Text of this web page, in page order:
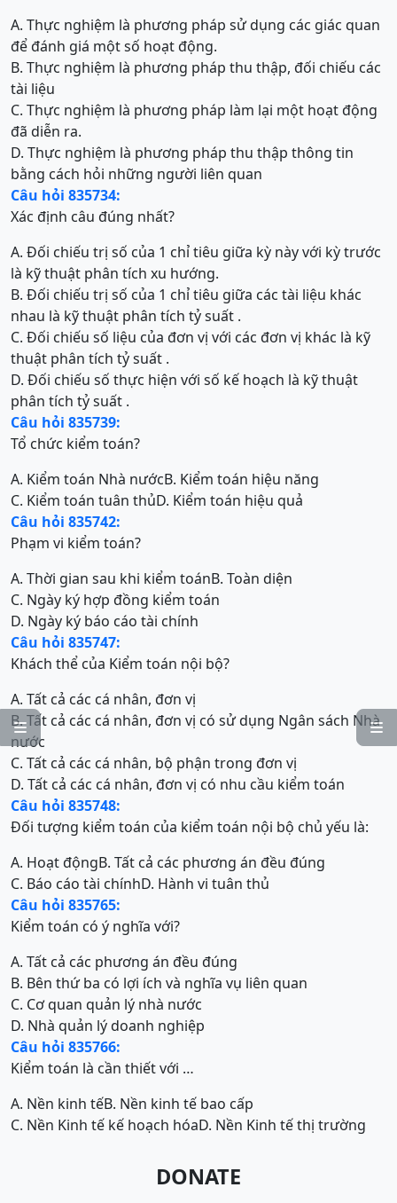


A. Thực nghiệm là phương pháp sử dụng các giác quan
để đánh giá một số hoạt động.
B. Thực nghiệm là phương pháp thu thập, đối chiếu các
tài liệu
C. Thực nghiệm là phương pháp làm lại một hoạt động
đã diễn ra.
D. Thực nghiệm là phương pháp thu thập thông tin
bằng cách hỏi những người liên quan
Câu hỏi 835734:
Xác định câu đúng nhất?
A. Đối chiếu trị số của 1 chỉ tiêu giữa kỳ này với kỳ trước
là kỹ thuật phân tích xu hướng.
B. Đối chiếu trị số của 1 chỉ tiêu giữa các tài liệu khác
nhau là kỹ thuật phân tích tỷ suất .
C. Đối chiếu số liệu của đơn vị với các đơn vị khác là kỹ
thuật phân tích tỷ suất .
D. Đối chiếu số thực hiện với số kế hoạch là kỹ thuật
phân tích tỷ suất .
Câu hỏi 835739:
Tổ chức kiểm toán?
A. Kiểm toán Nhà nướcB. Kiểm toán hiệu năng
C. Kiểm toán tuân thủD. Kiểm toán hiệu quả
Câu hỏi 835742:
Phạm vi kiểm toán?
A. Thời gian sau khi kiểm toánB. Toàn diện
C. Ngày ký hợp đồng kiểm toán
D. Ngày ký báo cáo tài chính
Câu hỏi 835747:
Khách thể của Kiểm toán nội bộ?
A. Tất cả các cá nhân, đơn vị
B. Tất cả các cá nhân, đơn vị có sử dụng Ngân sách Nhà
nước
C. Tất cả các cá nhân, bộ phận trong đơn vị
D. Tất cả các cá nhân, đơn vị có nhu cầu kiểm toán
Câu hỏi 835748:
Đối tượng kiểm toán của kiểm toán nội bộ chủ yếu là:
A. Hoạt độngB. Tất cả các phương án đều đúng
C. Báo cáo tài chínhD. Hành vi tuân thủ
Câu hỏi 835765:
Kiểm toán có ý nghĩa với?
A. Tất cả các phương án đều đúng
B. Bên thứ ba có lợi ích và nghĩa vụ liên quan
C. Cơ quan quản lý nhà nước
D. Nhà quản lý doanh nghiệp
Câu hỏi 835766:
Kiểm toán là cần thiết với …
A. Nền kinh tếB. Nền kinh tế bao cấp
C. Nền Kinh tế kế hoạch hóaD. Nền Kinh tế thị trường
DONATE